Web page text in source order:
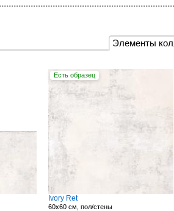
Элементы
Есть образец
Ivory Ret
60x60 см, пол/стены